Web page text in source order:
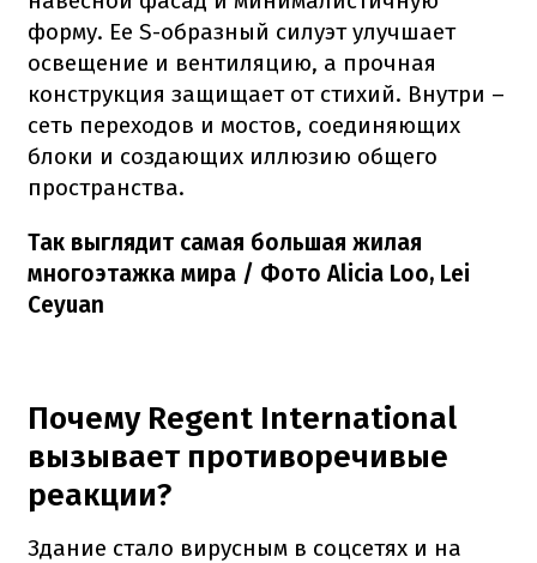
форму. Ее S-образный силуэт улучшает
освещение и вентиляцию, а прочная
конструкция защищает от стихий. Внутри –
сеть переходов и мостов, соединяющих
блоки и создающих иллюзию общего
пространства.
Так выглядит самая большая жилая
многоэтажка мира / Фото Alicia Loo, Lei
Ceyuan
Почему Regent International
вызывает противоречивые
реакции?
Здание стало вирусным в соцсетях и на